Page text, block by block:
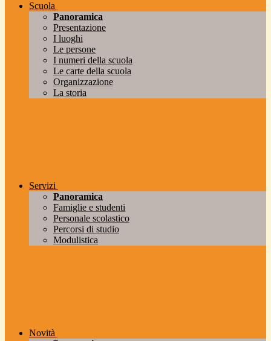
Scuola
Panoramica
Presentazione
I luoghi
Le persone
I numeri della scuola
Le carte della scuola
Organizzazione
La storia
Servizi
Panoramica
Famiglie e studenti
Personale scolastico
Percorsi di studio
Modulistica
Novità